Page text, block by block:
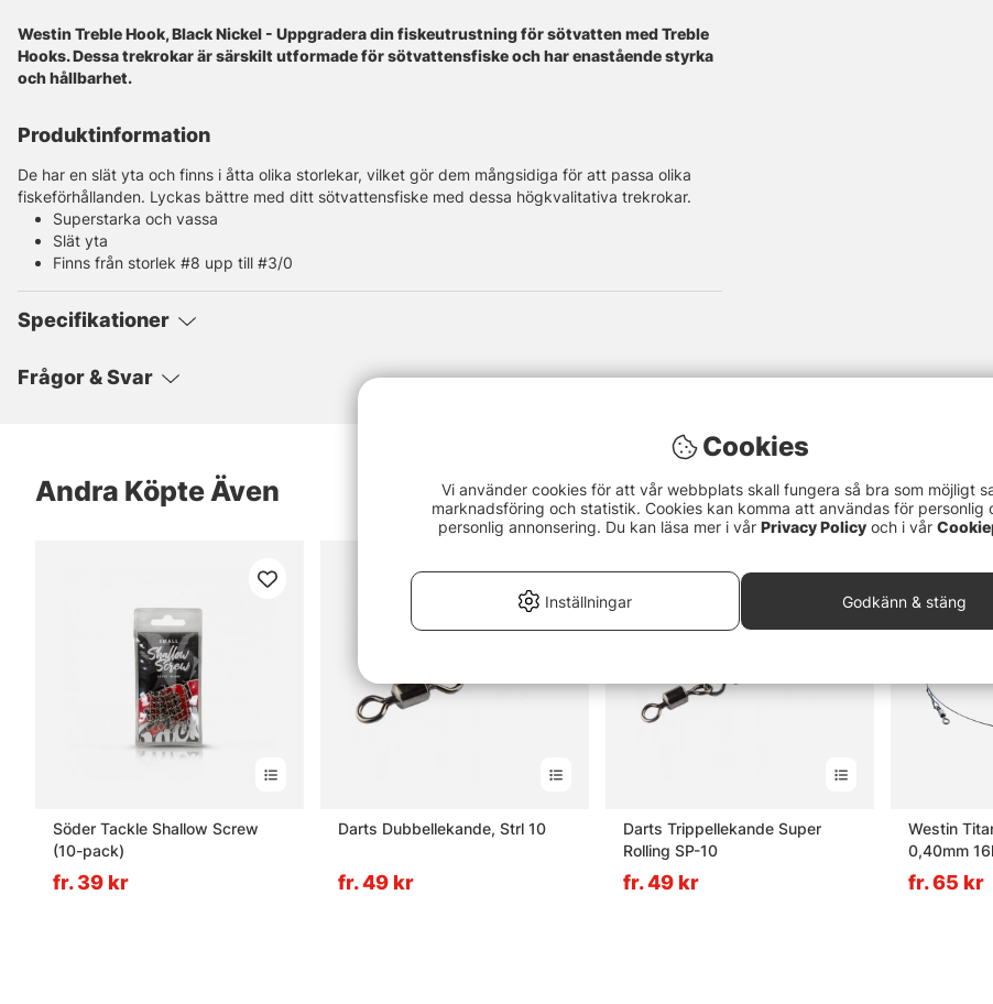
Westin Treble Hook, Black Nickel - Uppgradera din fiskeutrustning för sötvatten med Treble
Hooks. Dessa trekrokar är särskilt utformade för sötvattensfiske och har enastående styrka
och hållbarhet.
Produktinformation
De har en slät yta och finns i åtta olika storlekar, vilket gör dem mångsidiga för att passa olika
fiskeförhållanden. Lyckas bättre med ditt sötvattensfiske med dessa högkvalitativa trekrokar.
Superstarka och vassa
Slät yta
Finns från storlek #8 upp till #3/0
Specifikationer
Frågor & Svar
Andra Köpte Även
Söder Tackle Shallow Screw
(10-pack)
fr. 39 kr
Darts Dubbellekande, Strl 10
fr. 49 kr
Darts Trippellekande Super
Rolling SP-10
fr. 49 kr
Westin
0,40mm
pack)
fr. 65 kr
Cookies
Vi använder cookies för att vår webbplats skall fungera så bra som möjligt
marknadsföring och statistik. Cookies kan komma att användas för personlig
personlig annonsering. Du kan läsa mer i vår Privacy Policy och i vår
Inställningar Godkänn & stäng